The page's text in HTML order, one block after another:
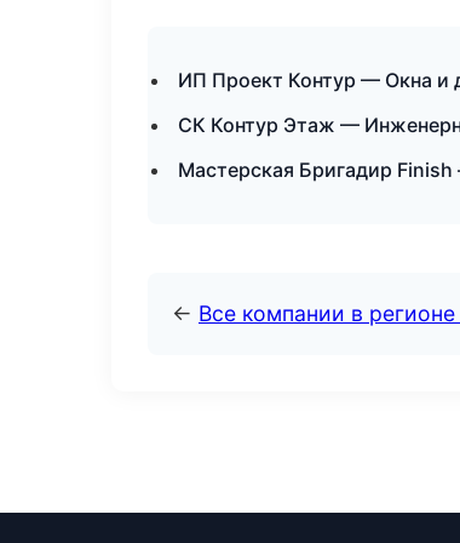
ИП Проект Контур — Окна и
СК Контур Этаж —
Мастерская Бригадир
← Все компании в